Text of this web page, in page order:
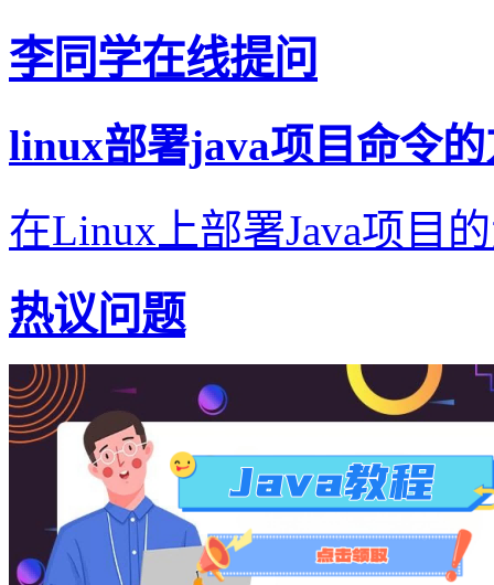
李同学在线提问
linux部署java项目命令
在Linux上部署Java项目
热议问题